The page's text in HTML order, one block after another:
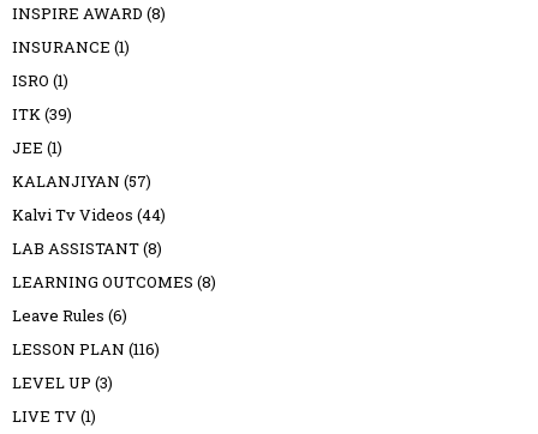
INSPIRE AWARD (8)
INSURANCE (1)
ISRO (1)
ITK(39)
JEE (1)
KALANJIYAN (57)
Kalvi Tv Videos (44)
LAB ASSISTANT(8)
LEARNING OUTCOMES (8)
Leave Rules (6)
LESSON PLAN (116)
LEVEL UP (3)
LIVE TV(1)